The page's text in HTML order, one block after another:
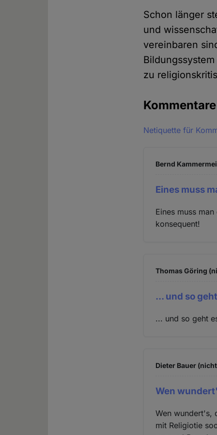
Schon länger
und
vereinbaren
zu
Kommentare
Netiquette für
Bernd
Eines muss
Eines muss
konsequent!
Thomas Göring
... und so
... und so geht
Dieter Bauer
Wen
Wen wundert's,
mit Religiotie